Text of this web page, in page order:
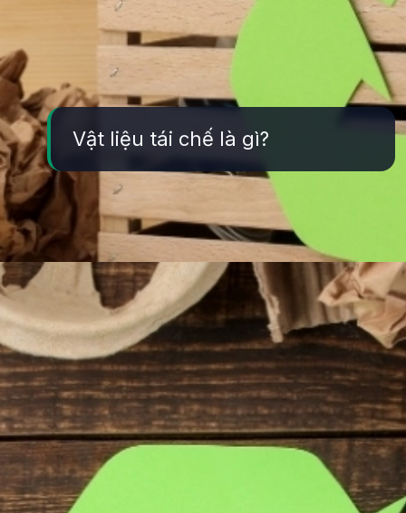
Vật liệu tái chế là gì?
Đang mở https://yeukhoahoc.edu.vn/vat-lieu-tai-che-la-gi